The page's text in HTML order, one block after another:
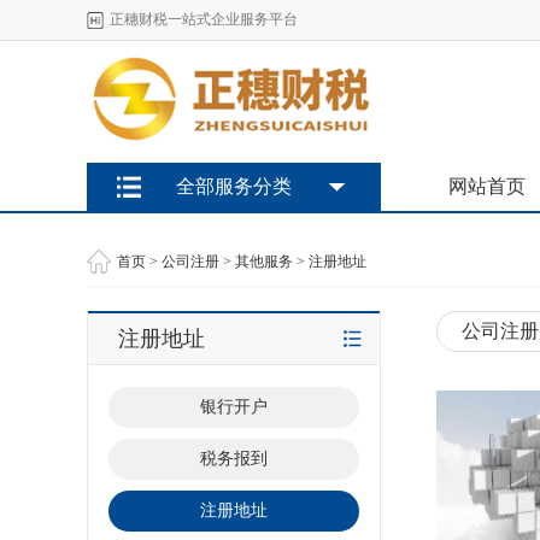
正穗财税一站式企业服务平台
网站首页
全部服务分类
首页 > 公司注册 > 其他服务 > 注册地址
注册地址
银行开户
税务报到
注册地址
公司注册